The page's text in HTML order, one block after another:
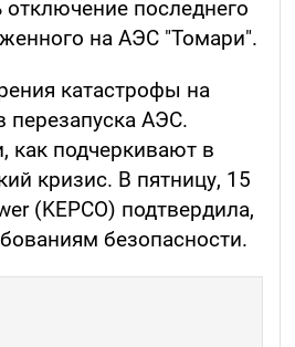
отключение последнего
на АЭС "Томари".
катастрофы на
перезапуска АЭС.
как подчеркивают в
кризис. В пятницу, 15
(KEPCO) подтвердила,
безопасности.